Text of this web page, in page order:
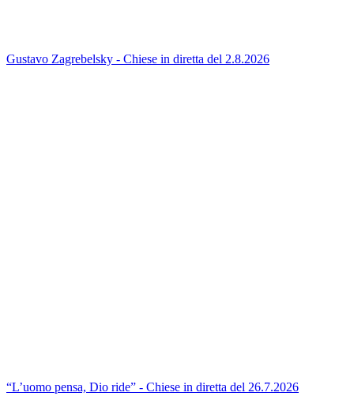
Gustavo Zagrebelsky - Chiese in diretta del 2.8.2026
“L’uomo pensa, Dio ride” - Chiese in diretta del 26.7.2026